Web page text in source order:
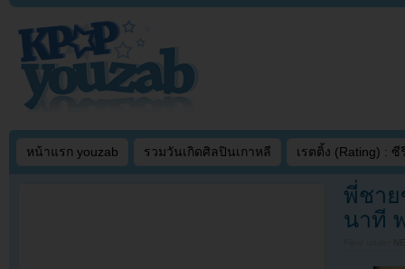
หน้าแรก youzab รวมวันเกิดศิลปินเกาหลี เรตติ้ง (Rating) : ซี
พี่ชาย
นาที